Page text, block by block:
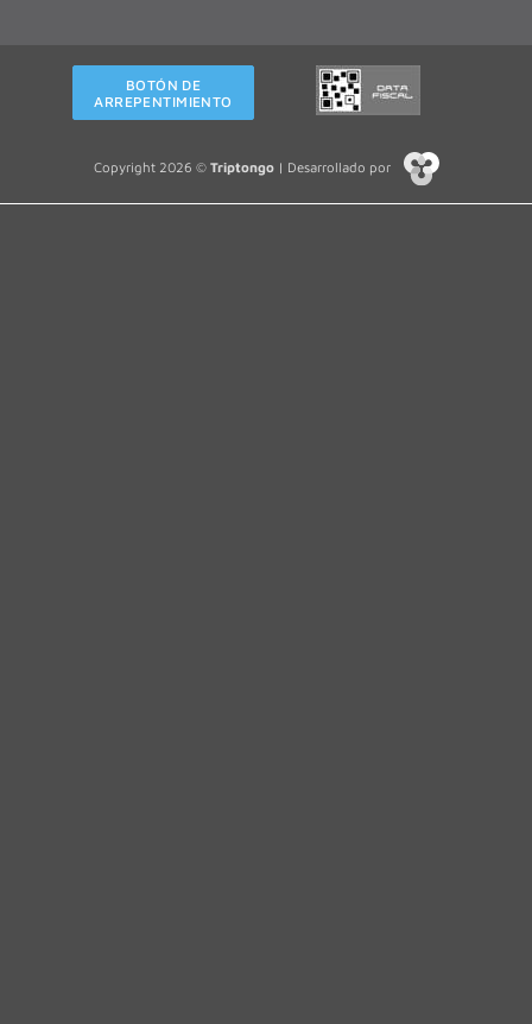
BOTÓN DE
ARREPENTIMIENTO
Copyright 2026 © Triptongo| Desarrollado por